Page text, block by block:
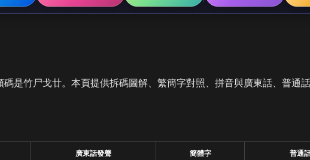
碼是竹尸戈廿。本頁提供拆碼圖解、繁簡字對照、拼音與廣東話、普通
廣東話發聲 簡體字 普通